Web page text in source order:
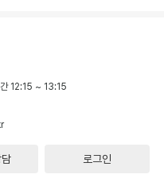
간 12:15 ~ 13:15
로그인